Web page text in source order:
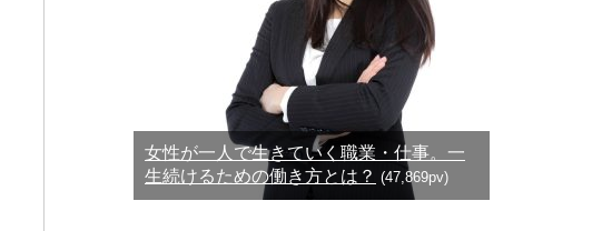
女性が一人で生きていく職業・仕事。一
生続けるための働き方とは？ (47,869pv)